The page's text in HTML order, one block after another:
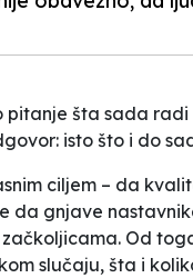
pitanje šta sada
isto što i do
ciljem – da
da gnjave
Od
slučaju, šta i